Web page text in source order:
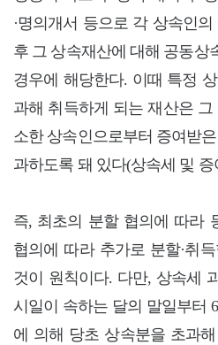
·명의개서 등으로 각 상속인
후 그 상속재산에 대해 공동상
경우에 해당한다. 이때 특정
과해 취득하게 되는 재산은
소한 상속인으로부터 증여받
과하도록 돼 있다(상속세 및
즉, 최초의 분할 협의에 따라
협의에 따라 추가로 분할·취
것이 원칙이다. 다만, 상속세
시일이 속하는 달의 말일부터
에 의해 당초 상속분을 초과